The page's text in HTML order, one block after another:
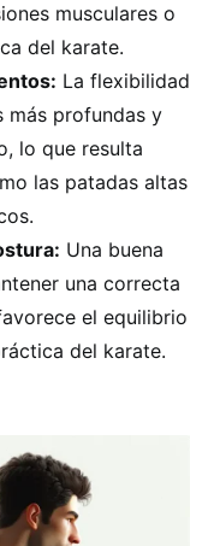
musculares o
del karate.
La flexibilidad
más profundas y
lo que resulta
las patadas altas
Una buena
una correcta
el equilibrio
del karate.